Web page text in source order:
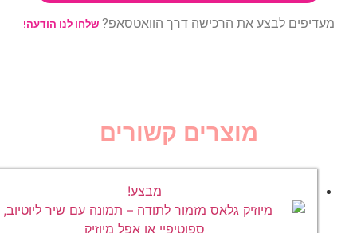
לבצע את הרכישה דרך הוואטסאפ?שלחו לנו הודעה!
מוצרים קשורים
מבצע!